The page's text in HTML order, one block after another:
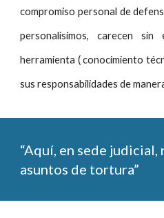
compromiso personal de
personalísimos, carecen
herramienta ( conocimiento
sus responsabilidades de
“Aquí, en sede
asuntos de tortura”